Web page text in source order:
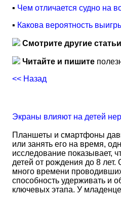
▪ Чем отличается судно на
▪ Какова вероятность
Смотрите другие статьи
Читайте и пишите
<< Назад
Экраны влияют на детей
Планшеты и смартфоны
или занять его на время,
исследование показывает,
детей от рождения до 8
много времени
способность удерживать и
ключевых этапа. У